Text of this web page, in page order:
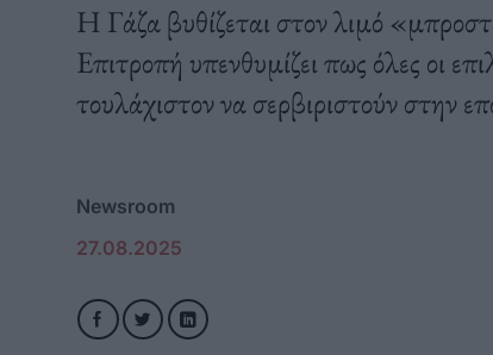
Η Γάζα βυθίζεται στον λιμό
Επιτροπή υπενθυμίζει πως όλες οι
τουλάχιστον να σερβιριστούν στην
Newsroom
27.08.2025